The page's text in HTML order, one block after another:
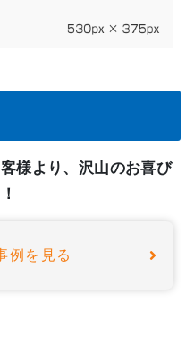
様より、沢山のお喜び
例を見る